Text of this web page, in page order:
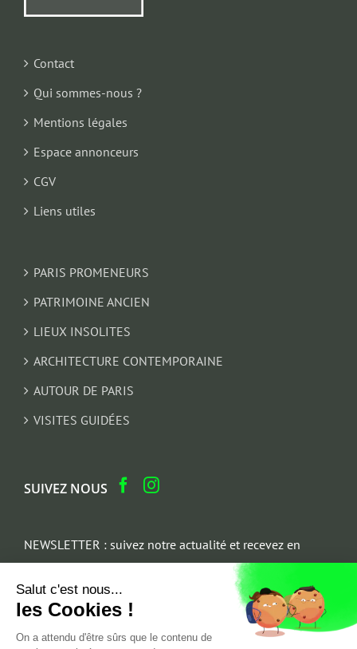
Contact
Qui sommes-nous ?
Mentions légales
Espace annonceurs
CGV
Liens utiles
PARIS PROMENEURS
PATRIMOINE ANCIEN
LIEUX INSOLITES
ARCHITECTURE CONTEMPORAINE
AUTOUR DE PARIS
VISITES GUIDÉES
SUIVEZ NOUS
NEWSLETTER : suivez notre actualité et recevez en
cadeau un parcours architectural du Marais
Email
Salut c'est nous...
les Cookies !
On a attendu d'être sûrs que le contenu de